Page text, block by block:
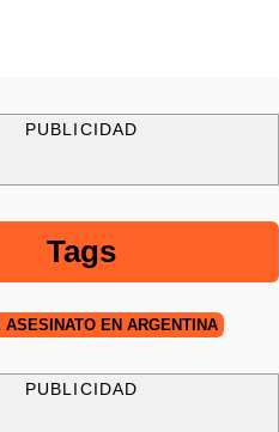
PUBLICIDAD
Tags
ASESINATO EN ARGENTINA
PUBLICIDAD